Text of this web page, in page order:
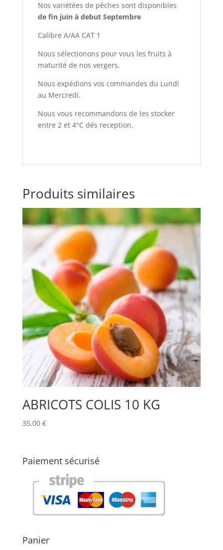
Nos variétées de pêches sont disponibles
de fin juin à debut Septembre
Calibre A/AA CAT 1
Nous sélectionons pour vous les fruits à
maturité de nos vergers.
Nous expédions vos commandes du Lundi
au Mercredi.
Nous vous recommandons de les stocker
entre 2 et 4°C dés reception.
Produits similaires
ABRICOTS COLIS 10 KG
35,00 €
Paiement sécurisé
Panier